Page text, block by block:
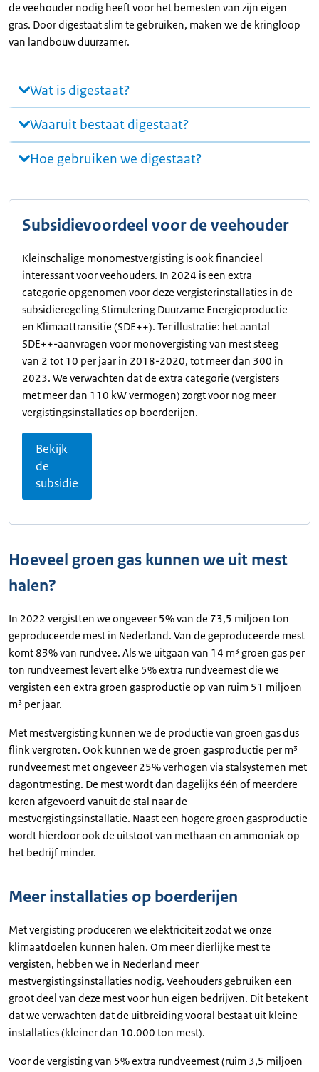
de veehouder nodig heeft voor het bemesten van zijn eigen
gras. Door digestaat slim te gebruiken, maken we de kringloop
van landbouw duurzamer.
Wat is digestaat?
Waaruit bestaat digestaat?
Hoe gebruiken we digestaat?
Subsidievoordeel voor de veehouder
Kleinschalige monomestvergisting is ook financieel
interessant voor veehouders. In 2024 is een extra
categorie opgenomen voor deze vergisterinstallaties in de
subsidieregeling Stimulering Duurzame Energieproductie
en Klimaattransitie (SDE++). Ter illustratie: het aantal
SDE++-aanvragen voor monovergisting van mest steeg
van 2 tot 10 per jaar in 2018-2020, tot meer dan 300 in
2023. We verwachten dat de extra categorie (vergisters
met meer dan 110 kW vermogen) zorgt voor nog meer
vergistingsinstallaties op boerderijen.
Bekijk
de
subsidie
Hoeveel groen gas kunnen we uit mest
halen?
In 2022 vergistten we ongeveer 5% van de 73,5 miljoen ton
geproduceerde mest in Nederland. Van de geproduceerde mest
komt 83% van rundvee. Als we uitgaan van 14 m³ groen gas per
ton rundveemest levert elke 5% extra rundveemest die we
vergisten een extra groen gasproductie op van ruim 51 miljoen
m³ per jaar.
Met mestvergisting kunnen we de productie van groen gas dus
flink vergroten. Ook kunnen we de groen gasproductie per m³
rundveemest met ongeveer 25% verhogen via stalsystemen met
dagontmesting. De mest wordt dan dagelijks één of meerdere
keren afgevoerd vanuit de stal naar de
mestvergistingsinstallatie. Naast een hogere groen gasproductie
wordt hierdoor ook de uitstoot van methaan en ammoniak op
het bedrijf minder.
Meer installaties op boerderijen
Met vergisting produceren we elektriciteit zodat we onze
klimaatdoelen kunnen halen. Om meer dierlijke mest te
vergisten, hebben we in Nederland meer
mestvergistingsinstallaties nodig. Veehouders gebruiken een
groot deel van deze mest voor hun eigen bedrijven. Dit betekent
dat we verwachten dat de uitbreiding vooral bestaat uit kleine
installaties (kleiner dan 10.000 ton mest).
Voor de vergisting van 5% extra rundveemest (ruim 3,5 miljoen